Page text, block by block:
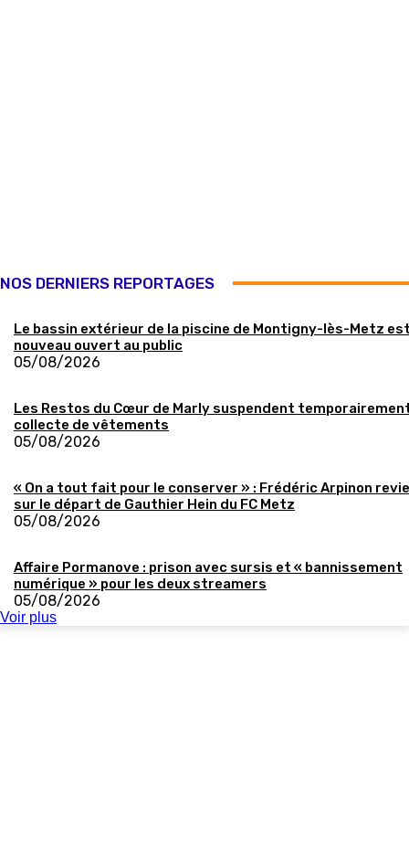
NOS DERNIERS REPORTAGES
Le bassin extérieur de la piscine de Montigny-lès-Metz
nouveau ouvert au public
05/08/2026
Les Restos du Cœur de Marly suspendent
collecte de vêtements
05/08/2026
« On a tout fait pour le conserver » : Frédéric Arpinon
sur le départ de Gauthier Hein du FC Metz
05/08/2026
Affaire Pormanove : prison avec sursis et « bannissement
numérique » pour les deux streamers
05/08/2026
Voir plus